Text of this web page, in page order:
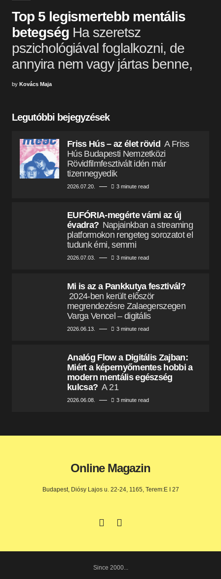
Top 5 legismertebb mentális
betegség Ha szeretsz
pszichológiával foglalkozni, de
annyira nem vagy jártas benne,
by Kovács Maja
Legutóbbi bejegyzések
Friss Hús – az élet rövid A Friss
Hús Budapesti Nemzetközi
Rövidfilmfesztivált idén már
tizennegyedik
2026.07.20. 3 minute read
EUFÓRIA-megérte várni az új
évadra? Napjainkban a streaming
platformokon rengeteg sorozatot el
tudunk érni, semmi
2026.07.03. 3 minute read
Mi is az a Pankkutya fesztivál?
2024-ben került először
megrendezésre Zalaegerszegen
Varga Vencel – digitális
2026.06.13. 3 minute read
Analóg Flow a Digitális Zajban:
Miért a képernyőmentes hobbi a
modern mentális egészség
kulcsa? A 21
2026.06.08. 3 minute read
Online Magazin
Budapest, Diósy Lajos u. 22-24, 1165, Terem:E I 27
Since 2000...